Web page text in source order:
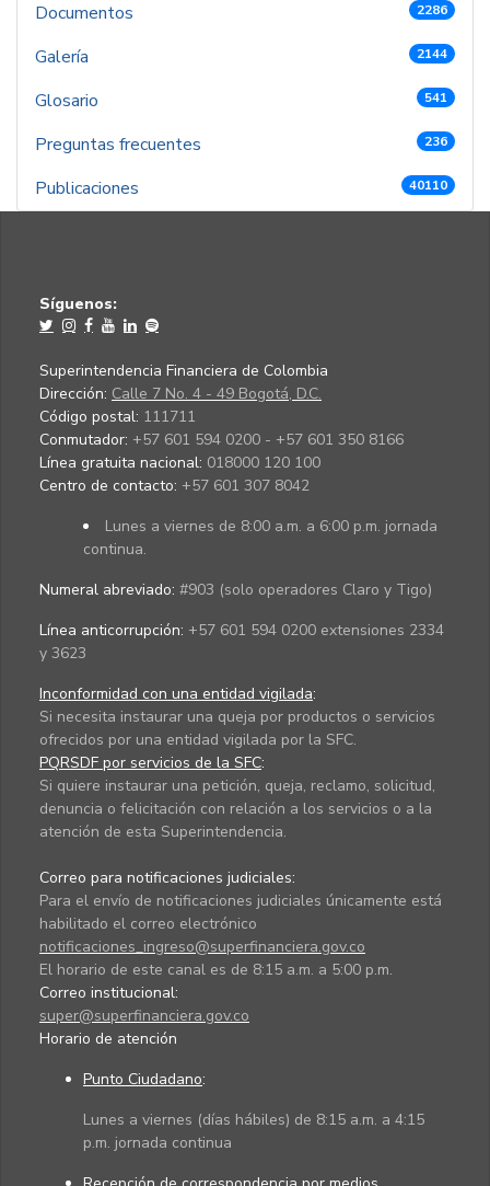
Documentos 2286
Galería 2144
Glosario 541
Preguntas frecuentes 236
Publicaciones 40110
Síguenos:
Superintendencia Financiera de Colombia
Dirección: Calle 7 No. 4 - 49 Bogotá, D.C.
Código postal: 111711
Conmutador: +57 601 594 0200 - +57 601 350 8166
Línea gratuita nacional: 018000 120 100
Centro de contacto: +57 601 307 8042
Lunes a viernes de 8:00 a.m. a 6:00 p.m. jornada
continua.
Numeral abreviado: #903 (solo operadores Claro y Tigo)
Línea anticorrupción: +57 601 594 0200 extensiones 2334
y 3623
Inconformidad con una entidad vigilada:
Si necesita instaurar una queja por productos o servicios
ofrecidos por una entidad vigilada por la SFC.
PQRSDF por servicios de la SFC:
Si quiere instaurar una petición, queja, reclamo, solicitud,
denuncia o felicitación con relación a los servicios o a la
atención de esta Superintendencia.
Correo para notificaciones judiciales:
Para el envío de notificaciones judiciales únicamente está
habilitado el correo electrónico
notificaciones_ingreso@superfinanciera.gov.co
El horario de este canal es de 8:15 a.m. a 5:00 p.m.
Correo institucional:
super@superfinanciera.gov.co
Horario de atención
Punto Ciudadano:
Lunes a viernes (días hábiles) de 8:15 a.m. a 4:15
p.m. jornada continua